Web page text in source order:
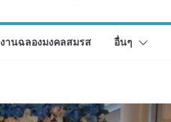
งานฉลองมงคลสมรส อื่นๆ